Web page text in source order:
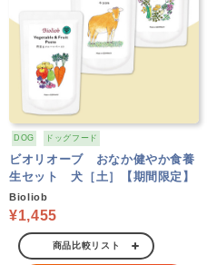
DOG ドッグフード
ビオリオーブ おなか健やか食養
生セット 犬［土］【期間限定】
Bioliob
¥1,455
商品比較リスト